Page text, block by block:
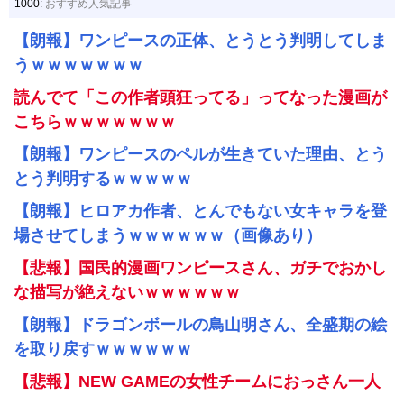
1000: おすすめ人気記事
【朗報】ワンピースの正体、とうとう判明してしま
うｗｗｗｗｗｗｗ
読んでて「この作者頭狂ってる」ってなった漫画が
こちらｗｗｗｗｗｗｗ
【朗報】ワンピースのペルが生きていた理由、とう
とう判明するｗｗｗｗｗ
【朗報】ヒロアカ作者、とんでもない女キャラを登
場させてしまうｗｗｗｗｗｗ（画像あり）
【悲報】国民的漫画ワンピースさん、ガチでおかし
な描写が絶えないｗｗｗｗｗｗ
【朗報】ドラゴンボールの鳥山明さん、全盛期の絵
を取り戻すｗｗｗｗｗｗ
【悲報】NEW GAMEの女性チームにおっさん一人